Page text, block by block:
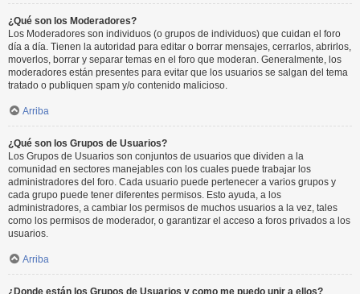
¿Qué son los Moderadores?
Los Moderadores son individuos (o grupos de individuos) que cuidan el foro
día a día. Tienen la autoridad para editar o borrar mensajes, cerrarlos, abrirlos,
moverlos, borrar y separar temas en el foro que moderan. Generalmente, los
moderadores están presentes para evitar que los usuarios se salgan del tema
tratado o publiquen spam y/o contenido malicioso.
Arriba
¿Qué son los Grupos de Usuarios?
Los Grupos de Usuarios son conjuntos de usuarios que dividen a la
comunidad en sectores manejables con los cuales puede trabajar los
administradores del foro. Cada usuario puede pertenecer a varios grupos y
cada grupo puede tener diferentes permisos. Esto ayuda, a los
administradores, a cambiar los permisos de muchos usuarios a la vez, tales
como los permisos de moderador, o garantizar el acceso a foros privados a los
usuarios.
Arriba
¿Donde están los Grupos de Usuarios y como me puedo unir a ellos?